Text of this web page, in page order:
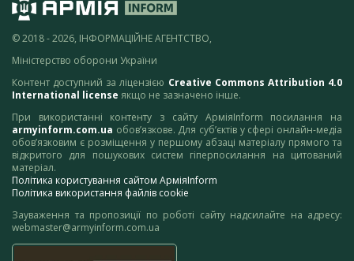
© 2018 - 2026, ІНФОРМАЦІЙНЕ АГЕНТСТВО,
Міністерство оборони України
Контент доступний за ліцензією Creative Commons Attribution 4.0
International license якщо не зазначено інше.
При використанні контенту з сайту АрміяInform посилання на
armyinform.com.ua обов’язкове. Для суб’єктів у сфері онлайн-медіа
обов’язковим є розміщення у першому абзаці матеріалу прямого та
відкритого для пошукових систем гіперпосилання на цитований
матеріал.
Політика користування сайтом АрміяInform
Політика використання файлів cookie
Зауваження та пропозиції по роботі сайту надсилайте на адресу:
webmaster@armyinform.com.ua